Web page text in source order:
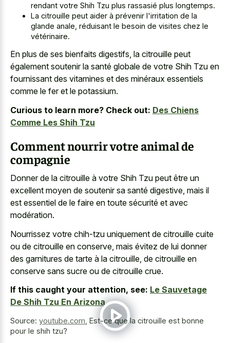
rendant votre Shih Tzu plus rassasié plus longtemps.
La citrouille peut aider à prévenir l'irritation de la
glande anale, réduisant le besoin de visites chez le
vétérinaire.
En plus de ses bienfaits digestifs, la citrouille peut
également soutenir la santé globale de votre Shih Tzu en
fournissant des vitamines et des minéraux essentiels
comme le fer et le potassium.
Curious to learn more? Check out: Des Chiens
Comme Les Shih Tzu
Comment nourrir votre animal de
compagnie
Donner de la citrouille à votre Shih Tzu peut être un
excellent moyen de soutenir sa santé digestive, mais il
est essentiel de le faire en toute sécurité et avec
modération.
Nourrissez votre chih-tzu uniquement de citrouille cuite
ou de citrouille en conserve, mais évitez de lui donner
des garnitures de tarte à la citrouille, de citrouille en
conserve sans sucre ou de citrouille crue.
If this caught your attention, see: Le Sauvetage
De Shih Tzu En Arizona
Source: youtube.com Est-ce que la citrouille est bonne
pour le shih tzu?